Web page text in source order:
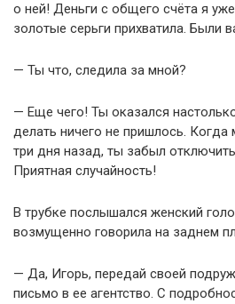
о ней! Деньги с общего счёта я
золотые серьги прихватила. Были
— Ты что, следила за мной?
— Еще чего! Ты оказался
делать ничего не пришлось. Когда
три дня назад, ты забыл
Приятная случайность!
В трубке послышался женский
возмущенно говорила на заднем
— Да, Игорь, передай своей
письмо в ее агентство. С